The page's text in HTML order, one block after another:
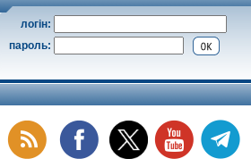
логін:
пароль: